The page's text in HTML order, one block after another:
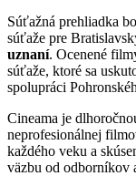
Súťažná prehliadka
súťaže pre
uznaní. Ocenené
súťaže, ktoré sa
spolupráci
Cineama je
neprofesionálnej
každého veku a
väzbu od odborníkov